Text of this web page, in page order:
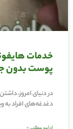
خدمات
پوست بدون
در دنیای امروز،
دغدغه‌های افراد به
ادامه مطلب »